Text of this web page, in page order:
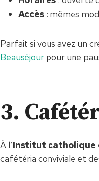
Accès : mêmes
Parfait si vous avez un
Beauséjour pour une
3.
À l’Institut catholique
cafétéria conviviale et